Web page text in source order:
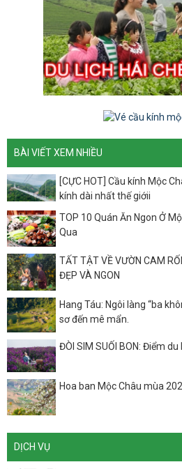
BÀI VIẾT XEM NHIỀU
[CỰC HOT] Cầu kính Mộc
kính dài nhất thế giớii
TOP 10 Quán Ăn Ngon Ở
Qua
TẤT TẬT VỀ VƯỜN CAM
ĐẸP VÀ NGON
Hang Táu: Ngôi làng “ba
sơ đến mê mẩn.
ĐÒI SIM SUỐI BON: Điểm
Hoa ban Mộc Châu mùa
DỊCH VỤ